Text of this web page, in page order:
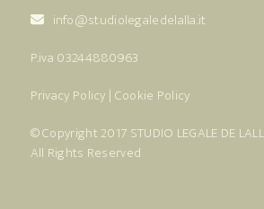
info@studiolegaledelalla.it
P.iva 03244880963
Privacy Policy | Cookie Policy
© Copyright 2017 STUDIO LEGALE DE
All Rights Reserved